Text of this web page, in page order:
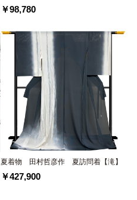
￥98,780
夏着物 田村哲彦作 夏訪問着【滝】
￥427,900